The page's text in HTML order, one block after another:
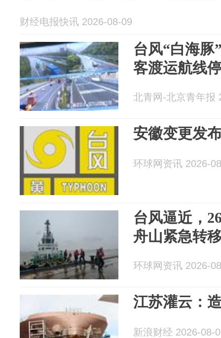
财经电报快讯 2026-08-09
台风“白海豚
客渡运航线
北青网-北京青年报
安徽变更发
环球网资讯 2026-
台风逼近，
舟山紧急转
环球网资讯 2026-
江苏灌云：
新浪财经 2026-08-